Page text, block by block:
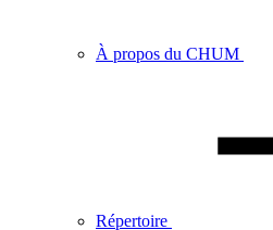
À propos du CHUM
Répertoire